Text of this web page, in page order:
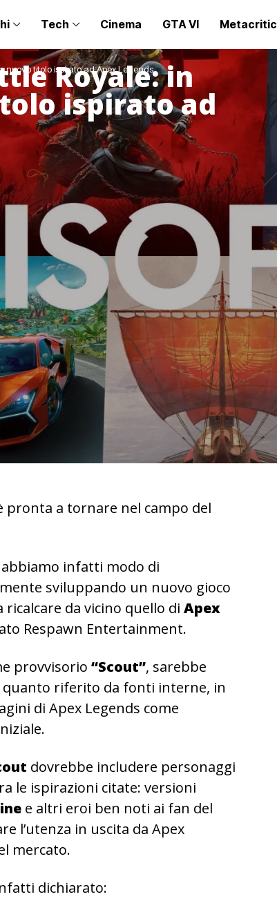
Tech Cinema GTA VI Metacritic
nuovo titolo ispirato ad Apex Legends
Royale: in
ispirato ad
a tornare nel campo del
abbiamo infatti modo di
sviluppando un nuovo gioco
da vicino quello di Apex
Respawn Entertainment.
provvisorio “Scout”, sarebbe
quanto riferito da fonti interne, in
di Apex Legends come
dovrebbe includere personaggi
le ispirazioni citate: versioni
e altri eroi ben noti ai fan del
l’utenza in uscita da Apex
mercato.
dichiarato: